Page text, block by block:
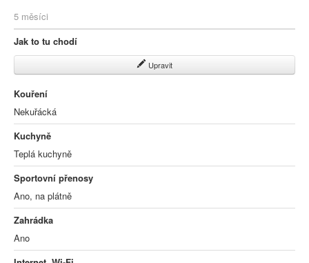
5 měsíci
Jak to tu chodí
Upravit
Kouření
Nekuřácká
Kuchyně
Teplá kuchyně
Sportovní přenosy
Ano, na plátně
Zahrádka
Ano